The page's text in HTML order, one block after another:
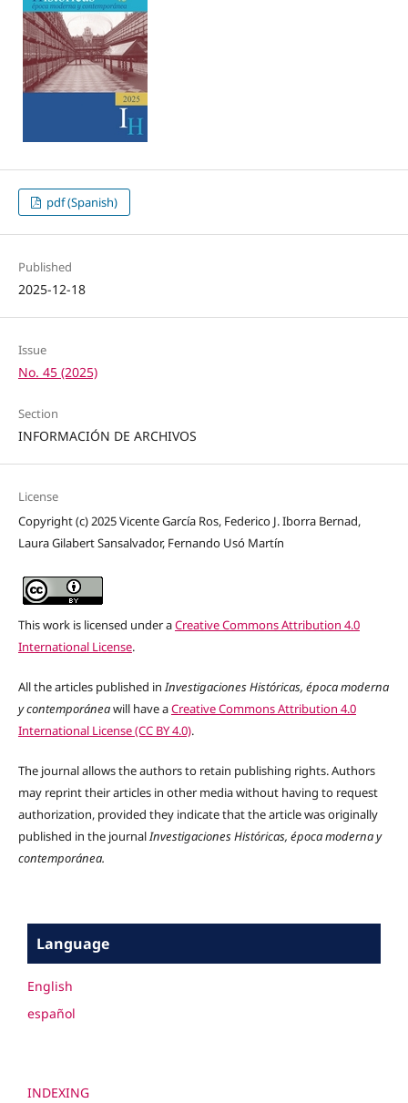
pdf (Spanish)
Published
2025-12-18
Issue
No. 45 (2025)
Section
INFORMACIÓN DE ARCHIVOS
License
Copyright (c) 2025 Vicente García Ros, Federico J. Iborra Bernad,
Laura Gilabert Sansalvador, Fernando Usó Martín
This work is licensed under aCreative Commons Attribution 4.0
International License.
All the articles published inInvestigaciones Históricas, época moderna
y contemporáneawill have aCreative Commons Attribution 4.0
International License (CC BY 4.0).
The journal allows the authors to retain publishing rights. Authors
may reprint their articles in other media without having to request
authorization, provided they indicate that the article was originally
published in the journalInvestigaciones Históricas, época moderna y
contemporánea.
Language
English
español
INDEXING